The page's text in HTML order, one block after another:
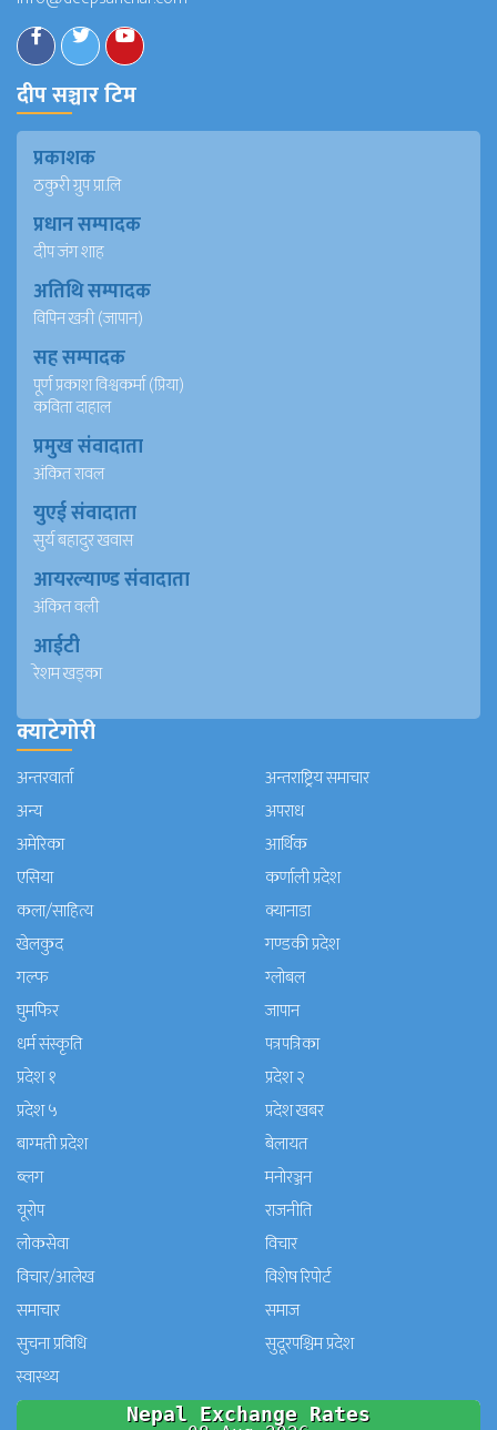
दीप सञ्चार टिम
प्रकाशक
ठकुरी ग्रुप प्रा.लि
प्रधान सम्पादक
दीप जंग शाह
अतिथि सम्पादक
विपिन खत्री (जापान)
सह सम्पादक
पूर्ण प्रकाश विश्वकर्मा (प्रिया)
कविता दाहाल
प्रमुख संवादाता
अंकित रावल
युएई संवादाता
सुर्य बहादुर खवास
आयरल्याण्ड संवादाता
अंकित वली
आईटी
रेशम खड्का
क्याटेगोरी
अन्तरवार्ता
अन्तराष्ट्रिय समाचार
अन्य
अपराध
अमेरिका
आर्थिक
एसिया
कर्णाली प्रदेश
कला/साहित्य
क्यानाडा
खेलकुद
गण्डकी प्रदेश
गल्फ
ग्लोबल
घुमफिर
जापान
धर्म संस्कृति
पत्रपत्रिका
प्रदेश १
प्रदेश २
प्रदेश ५
प्रदेश खबर
बाग्मती प्रदेश
बेलायत
ब्लग
मनाेरञ्जन
यूरोप
राजनीति
लोकसेवा
विचार
विचार/आलेख
विशेष रिपोर्ट
समाचार
समाज
सुचना प्रविधि
सुदूरपश्चिम प्रदेश
स्वास्थ्य